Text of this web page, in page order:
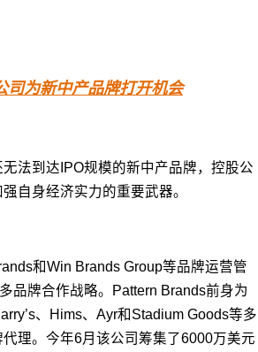
司为新中产品牌打开机会
法到达IPO规模的新中产品牌，控股公
自身经济实力的重要武器。
和Win Brands Group等品牌运营管
品牌合作战略。Pattern Brands前身为
、Hims、Ayr和Stadium Goods等多
理。今年6月该公司筹集了6000万美元